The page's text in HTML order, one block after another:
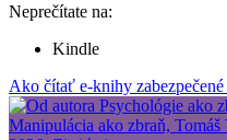
Neprečítate na:
Kindle
Ako čítať e-knihy